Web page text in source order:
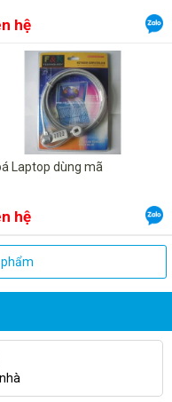
hệ
Laptop dùng mã
hệ